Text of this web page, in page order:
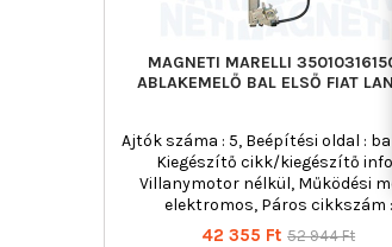
MAGNETI MARELLI
ABLAKEMELŐ BAL ELSŐ FIAT
Ajtók száma : 5, Beépítési oldal : bal
Kiegészítő cikk/kiegészítő
Villanymotor nélkül, Működési
elektromos, Páros cikkszám :
350103161600
Ár
42 355 Ft Normál
52 944 Ft